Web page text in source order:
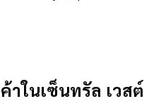
าในเซ็นทรัล เวสต์